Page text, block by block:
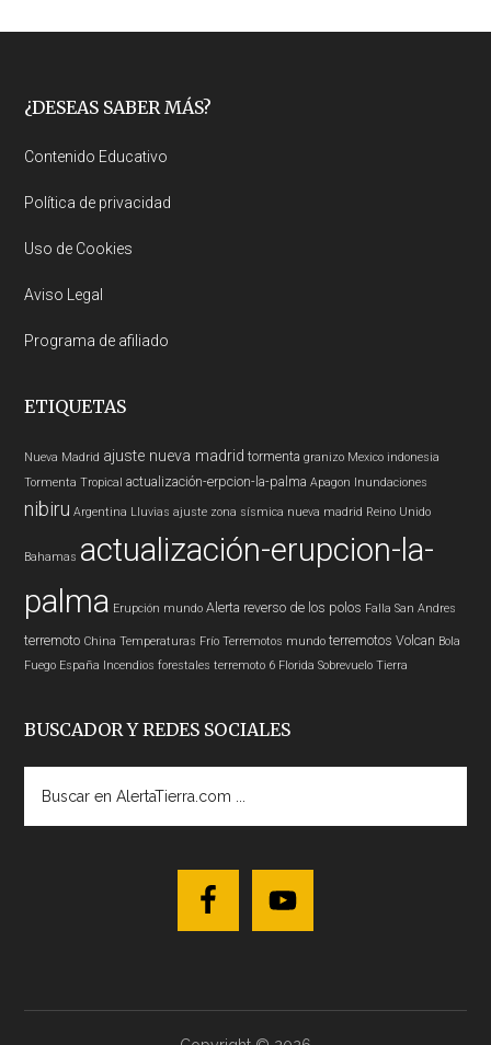
Footer
¿DESEAS SABER MÁS?
Contenido Educativo
Política de privacidad
Uso de Cookies
Aviso Legal
Programa de afiliado
ETIQUETAS
Nueva Madrid ajuste nueva madrid tormenta granizo Mexico indonesia
Tormenta Tropical actualización-erpcion-la-palma Apagon Inundaciones
nibiru Argentina Lluvias ajuste zona sísmica nueva madrid Reino Unido
Bahamas actualización-erupcion-la-
palma Erupción mundo Alerta reverso de los polos Falla San Andres
terremoto China Temperaturas Frío Terremotos mundo terremotos Volcan Bola
Fuego España Incendios forestales terremoto 6 Florida Sobrevuelo Tierra
BUSCADOR Y REDES SOCIALES
AlertaTierra.com